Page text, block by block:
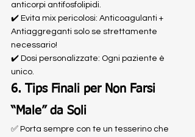
anticorpi antifosfolipidi.
✔️ Evita mix pericolosi: Anticoagulanti +
Antiaggreganti solo se strettamente
necessario!
✔️ Dosi personalizzate: Ogni paziente è
unico.
6. Tips Finali per Non Farsi
“Male” da Soli
✅ Porta sempre con te un tesserino che